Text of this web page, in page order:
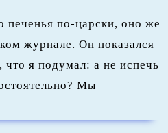
—
мой
первый
мастер-
печенья по-царски, оно же
журнале. Он показался
что я подумал: а не испечь
Мы